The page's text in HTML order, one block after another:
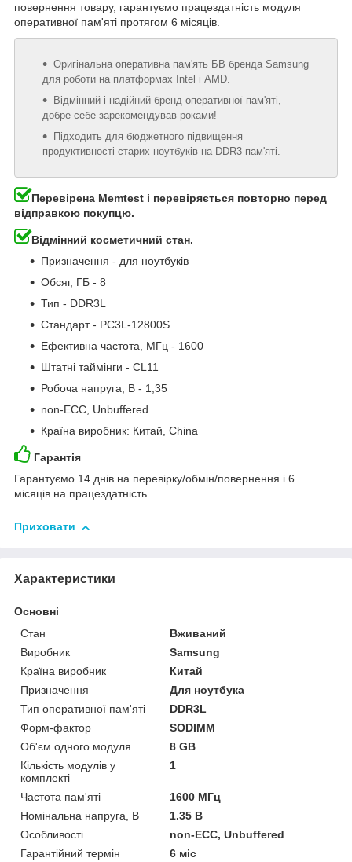
повернення товару, гарантуємо працездатність модуля
оперативної пам'яті протягом 6 місяців.
Оригінальна оперативна пам'ять БВ бренда Samsung
для роботи на платформах Intel і AMD.
Відмінний і надійний бренд оперативної пам'яті,
добре себе зарекомендував роками!
Підходить для бюджетного підвищення
продуктивності старих ноутбуків на DDR3 пам'яті.
Перевірена Memtest і перевіряється повторно перед
відправкою покупцю.
Відмінний косметичний стан.
Призначення - для ноутбуків
Обсяг, ГБ - 8
Тип - DDR3L
Стандарт - PC3L-12800S
Ефективна частота, МГц - 1600
Штатні таймінги - CL11
Робоча напруга, В - 1,35
non-ECC, Unbuffered
Країна виробник: Китай, China
Гарантія
Гарантуємо 14 днів на перевірку/обмін/повернення і 6
місяців на працездатність.
Приховати
Характеристики
Основні
Стан
Вживаний
Виробник
Samsung
Країна виробник
Китай
Призначення
Для ноутбука
Тип оперативної пам'яті
DDR3L
Форм-фактор
SODIMM
Об'єм одного модуля
8 GB
Кількість модулів у
комплекті
1
Частота пам'яті
1600 МГц
Номінальна напруга, В
1.35 В
Особливості
non-ECC, Unbuffered
Гарантійний термін
6 міс